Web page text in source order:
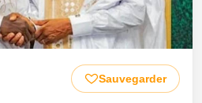
Sauvegarder